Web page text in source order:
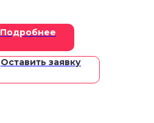
Подробнее
Оставить заявку